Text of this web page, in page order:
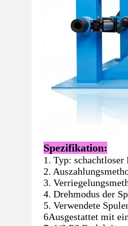
Spezifikation:
1. Typ:
2.
3.
4. Drehmodus der
5. Verwendete
6Ausgestattet mit